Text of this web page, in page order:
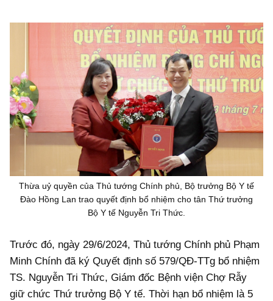
Doanh nghiệp dân tộc
Video
Photo
Thừa uỷ quyền của Thủ tướng Chính phủ, Bộ trưởng Bộ Y tế
Đào Hồng Lan trao quyết định bổ nhiệm cho tân Thứ trưởng
Bộ Y tế Nguyễn Tri Thức.
Trước đó, ngày 29/6/2024, Thủ tướng Chính phủ Phạm
Minh Chính đã ký Quyết định số 579/QĐ-TTg bổ nhiệm
TS. Nguyễn Tri Thức, Giám đốc Bệnh viện Chợ Rẫy
giữ chức Thứ trưởng Bộ Y tế. Thời hạn bổ nhiệm là 5